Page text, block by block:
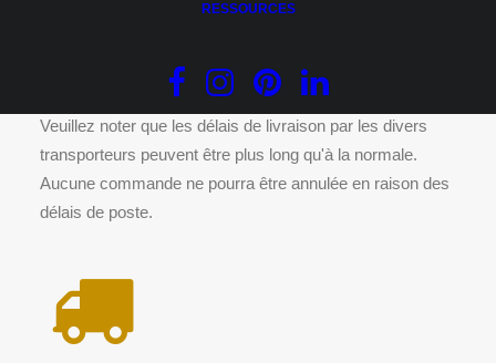
RESSOURCES
page
du
produit
DÉLAIS DE LIVRAISON
Veuillez noter que les délais de livraison par les divers
transporteurs peuvent être plus long qu'à la normale.
Aucune commande ne pourra être annulée en raison des
délais de poste.